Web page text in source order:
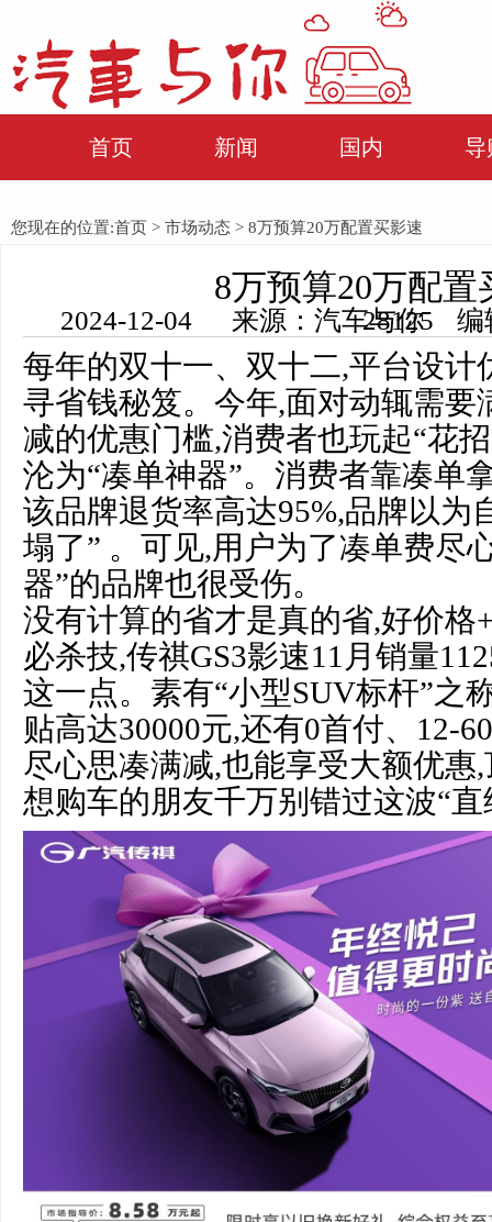
首页 新闻 国内 导
您现在的位置:首页 > 市场动态 > 8万预算20万配置买影速
8万预算20万配置
2024-12-04 来源：汽车与你 编辑：田田 浏览量： 28125
每年的双十一、双十二,平台设计
寻省钱秘笈。今年,面对动辄需要
减的优惠门槛,消费者也玩起“花
沦为“凑单神器”。消费者靠凑单
该品牌退货率高达95%,品牌以为
塌了” 。可见,用户为了凑单费尽
器”的品牌也很受伤。
没有计算的省才是真的省,好价格
必杀技,传祺GS3影速11月销量
这一点。素有“小型SUV标杆”之
贴高达30000元,还有0首付、12-
尽心思凑满减,也能享受大额优惠
想购车的朋友千万别错过这波“直